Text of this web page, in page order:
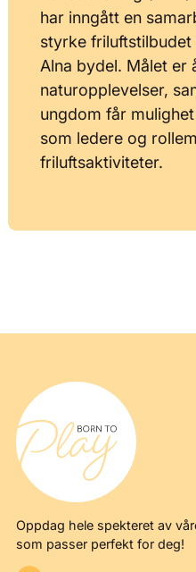
har inngått en
styrke
Alna bydel. Målet er
naturopplevelser,
ungdom får
som ledere og
friluftsaktiviteter.
Oppdag hele spekteret av
som passer perfekt for deg!